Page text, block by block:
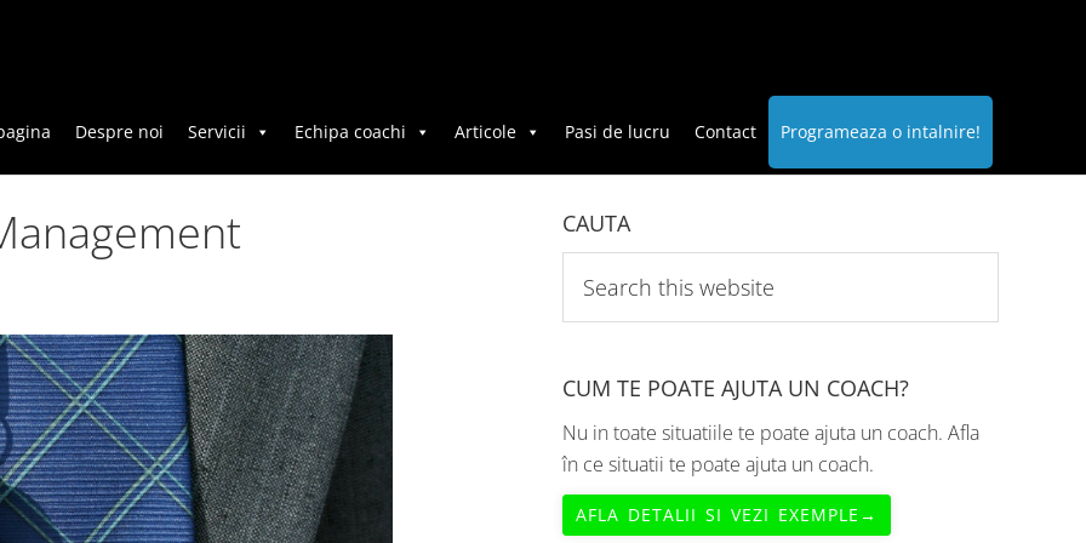
Despre noi Servicii Echipa coachi Articole Pasi de lucru Contact Programeaza o intalnire!
CAUTA
this
website
CUM TE POATE AJUTA UN COACH?
Nu in toate situatiile te poate ajuta un coach. Afla
în ce situatii te poate ajuta un coach.
AFLA DETALII SI VEZI EXEMPLE→